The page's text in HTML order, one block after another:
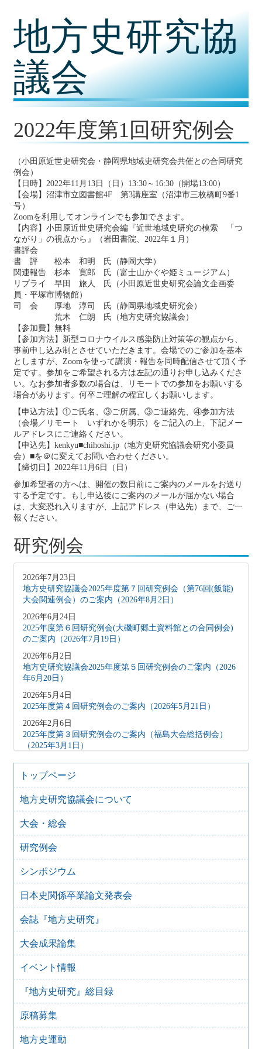
地方史研究協
議会
2022年度第1回研究例会
（小田原近世史研究会・静岡県地域史研究会共催との合同研究
例会）
【日時】2022年11月13日（日）13:30～16:30（開場13:00）
【会場】沼津市立図書館4F 第3講座室（沼津市三枚橋町9番1
号）
Zoomを利用してオンラインでも参加できます。
【内容】小田原近世史研究会編『近世地域史研究の模索 「つ
ながり」の視点から』（岩田書院、2022年１月）
書評会
書 評 松本 和明 氏（静岡大学）
関連報告 杉本 寛郎 氏（富士山かぐや姫ミュージアム）
リプライ 早田 旅人 氏（小田原近世史研究会論文企画委
員・平塚市博物館）
司 会 厚地 淳司 氏（静岡県地域史研究会）
荒木 仁朗 氏（地方史研究協議会）
【参加費】無料
【参加方法】新型コロナウイルス感染防止対策等の観点から、
事前申し込み制とさせていただきます。会場でのご参加を基本
としますが、Zoomを使って講演・報告を同時配信させて頂く予
定です。参加をご希望される方は左記の通りお申し込みくださ
い。なお参加者多数の場合は、リモートでの参加をお願いする
場合があります。何卒ご理解の程宜しくお願いします。
【申込方法】①ご氏名、③ご所属、③ご連絡先、④参加方法
（会場／リモート いずれかを明示）をご記入の上、下記メー
ルアドレスにご連絡ください。
【申込先】kenkyu■chihoshi.jp（地方史研究協議会研究小委員
会）■を＠に変えてお問い合わせください。
【締切日】2022年11月6日（日）
参加希望者の方へは、開催の数日前にご案内のメールをお送り
する予定です。もし申込後にご案内のメールが届かない場合
は、大変恐れ入りますが、上記アドレス（申込先）まで、ご一
報ください。
研究例会
2026年7月23日
地方史研究協議会2025年度第７回研究例会（第76回(飯能)
大会関連例会）のご案内（2026年8月2日）
2026年6月24日
2025年度第６回研究例会(大磯町郷土資料館との合同例会)
のご案内（2026年7月19日）
2026年6月2日
地方史研究協議会2025年度第５回研究例会のご案内（2026
年6月20日）
2026年5月4日
2025年度第４回研究例会のご案内（2026年5月21日）
2026年2月6日
2025年度第３回研究例会のご案内（福島大会総括例会）
（2025年3月1日）
2025年12月5日
2025年度第２回研究例会のご案内（伊予史談会との合同例
会）（2026年１月11日）
2025年10月7日
2025年度第１回研究例会のご案内（加能地域史研究会との
合同例会）（2025年11月8日）
2025年9月3日
2024年度第8回研究例会のご案内（2025年9月27日）
2025年6月5日
20日）
2025年6月5日
2024年度第6回研究例会（2025年7月12日）
2025年5月12日
2024年度第5回研究例会（2025年5月30日）
2025年2月27日
2025年1月21日
2024年度第3回研究例会（兵庫大会総括例会）（2025年2月
23日）
2024年度第２回研究例会（2025年１月22日）
トップページ
地方史研究協議会について
大会・総会
研究例会
シンポジウム
日本史関係卒業論文発表会
会誌『地方史研究』
大会成果論集
イベント情報
『地方史研究』総目録
原稿募集
地方史運動